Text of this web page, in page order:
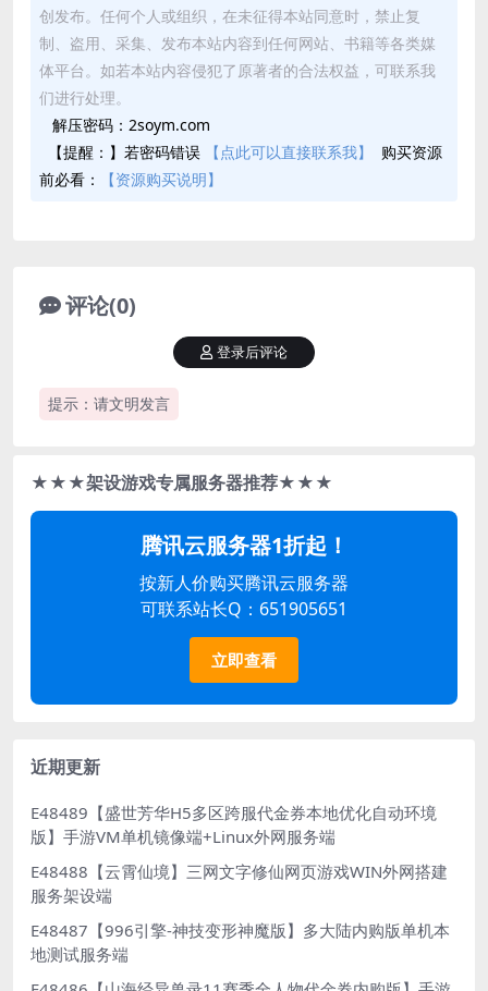
创发布。任何个人或组织，在未征得本站同意时，禁止复
制、盗用、采集、发布本站内容到任何网站、书籍等各类媒
体平台。如若本站内容侵犯了原著者的合法权益，可联系我
们进行处理。
解压密码：2soym.com
【提醒：】若密码错误
【点此可以直接联系我】
购买资源
前必看：
【资源购买说明】
评论(0)
提示：请文明发言
登录后评论
★★★架设游戏专属服务器推荐★★★
腾讯云服务器1折起！
按新人价购买腾讯云服务器
可联系站长Q：651905651
立即查看
近期更新
E48489【盛世芳华H5多区跨服代金券本地优化自动环境
版】手游VM单机镜像端+Linux外网服务端
E48488【云霄仙境】三网文字修仙网页游戏WIN外网搭建
服务架设端
E48487【996引擎-神技变形神魔版】多大陆内购版单机本
地测试服务端